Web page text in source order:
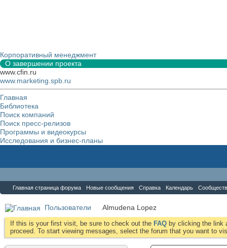
Корпоративный менеджмент
О завершении проекта
www.cfin.ru
www.marketing.spb.ru
Главная
Библиотека
Поиск компаний
Поиск пресс-релизов
Программы и видеокурсы
Исследования и бизнес-планы
Главная страница форума Новые сообщения Справка Календарь
Пользователи Almudena Lopez
If this is your first visit, be sure to check out the FAQ by clicking the link
proceed. To start viewing messages, select the forum that you want to